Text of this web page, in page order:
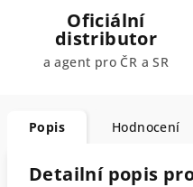
Oficiální
distributor
a agent pro ČR a SR
Popis Hodnocení
Detailní popis